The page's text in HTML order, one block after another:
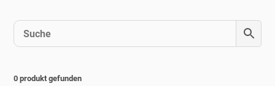
0 produkt gefunden